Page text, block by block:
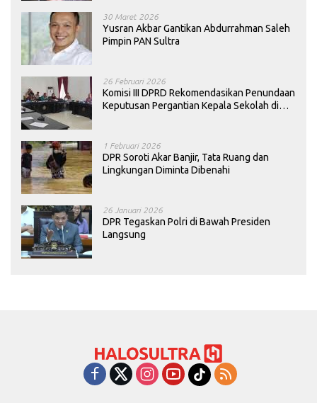
30 Maret 2026
Yusran Akbar Gantikan Abdurrahman Saleh
Pimpin PAN Sultra
26 Februari 2026
Komisi III DPRD Rekomendasikan Penundaan
Keputusan Pergantian Kepala Sekolah di
1 Februari 2026
DPR Soroti Akar Banjir, Tata Ruang dan
Lingkungan Diminta Dibenahi
26 Januari 2026
DPR Tegaskan Polri di Bawah Presiden
Langsung